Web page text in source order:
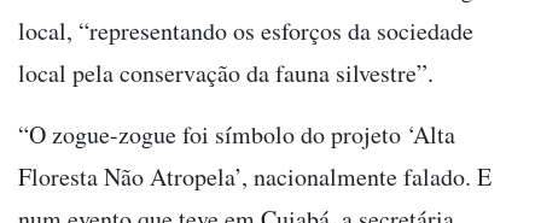
local, “representando os esforços da sociedade
local pela conservação da fauna silvestre”.
“O zogue-zogue foi símbolo do projeto ‘Alta
Floresta Não Atropela’, nacionalmente falado. E